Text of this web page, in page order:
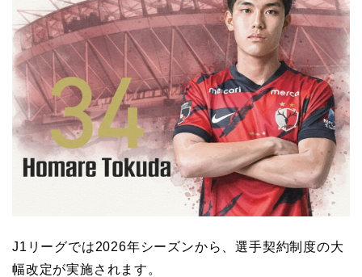
J1リーグでは2026年シーズンから、選手契約制度の大
幅改定が実施されます。